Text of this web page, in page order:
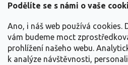
Podělíte se s námi o vaše
Ano, i náš web používá cookies.
vám budeme moct
prohlížení našeho webu.
k analýze návštěvnosti,
Vše o nákupu
Informace pro Vás